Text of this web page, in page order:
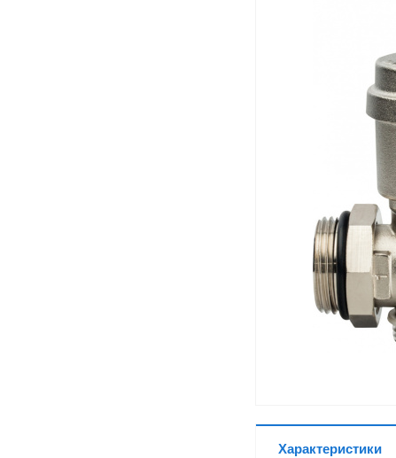
Характеристики